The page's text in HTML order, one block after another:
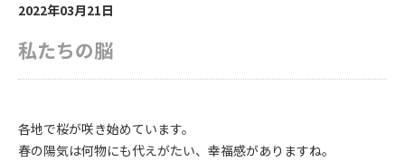
2022年03月21日
私たちの脳
各地で桜が咲き始めています。
春の陽気は何物にも代えがたい、幸福感がありますね。